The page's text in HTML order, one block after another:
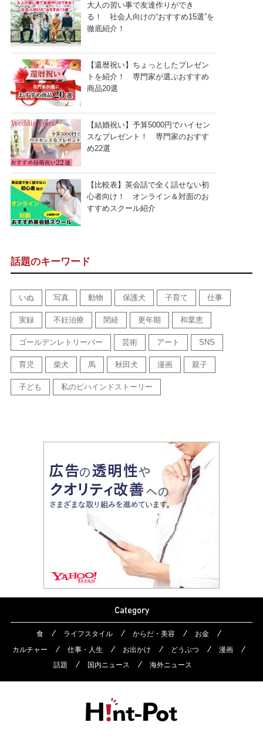
大人の習い事で友達作りができ
る！ 社会人向けの“おすすめ15選”を
徹底紹介！
【還暦祝い】ちょっとしたプレゼン
トを紹介！ 専門家が選ぶおすすめ
商品20選
【結婚祝い】予算5000円でハイセン
スなプレゼント！ 専門家のおすす
め22選
【比較表】英会話で全く話せない初
心者向け！ オンライン＆対面のお
すすめスクール紹介
話題のキーワード
いぬ 写真 動物 保護犬 子育て 仕事
実録 不妊治療 閉経 更年期 和栗恵
ゴールデンレトリーバー 芸術 アート SNS
育児 柴犬 馬 秋田犬 漫画 親子
子ども 私のビハインドストーリー
Category
食 ライフスタイル からだ・美容
お金
カルチャー
仕事・人生 お出かけ どうぶつ
漫画
話題
国内ニュース 海外ニュース